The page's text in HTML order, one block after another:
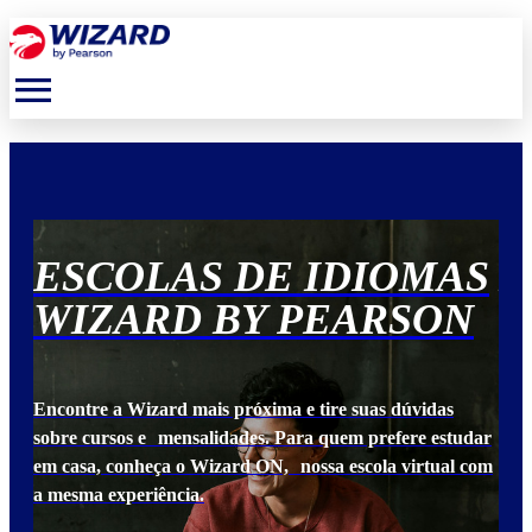
menu
ESCOLAS DE IDIOMAS
WIZARD BY PEARSON
Encontre a Wizard mais próxima e tire suas dúvidas
sobre cursos e mensalidades. Para quem prefere estudar
em casa, conheça o Wizard ON, nossa escola virtual com
a mesma experiência.